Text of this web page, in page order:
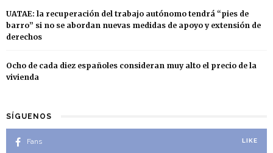
UATAE: la recuperación del trabajo autónomo tendrá “pies de
barro” si no se abordan nuevas medidas de apoyo y extensión de
derechos
Ocho de cada diez españoles consideran muy alto el precio de la
vivienda
SÍGUENOS
Fans LIKE